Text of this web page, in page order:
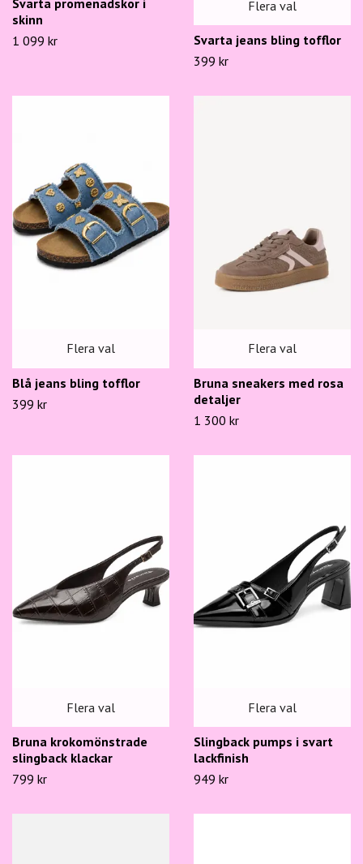
Svarta promenadskor i
skinn
1 099 kr
Flera val
Svarta jeans bling tofflor
399 kr
Flera val
Blå jeans bling tofflor
399 kr
Flera val
Bruna sneakers med rosa
detaljer
1 300 kr
Flera val
Bruna krokomönstrade
slingback klackar
799 kr
Flera val
Slingback pumps i svart
lackfinish
949 kr